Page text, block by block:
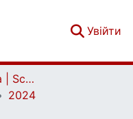
Увійти
Наукова періодика | Scientific periodicals
2024